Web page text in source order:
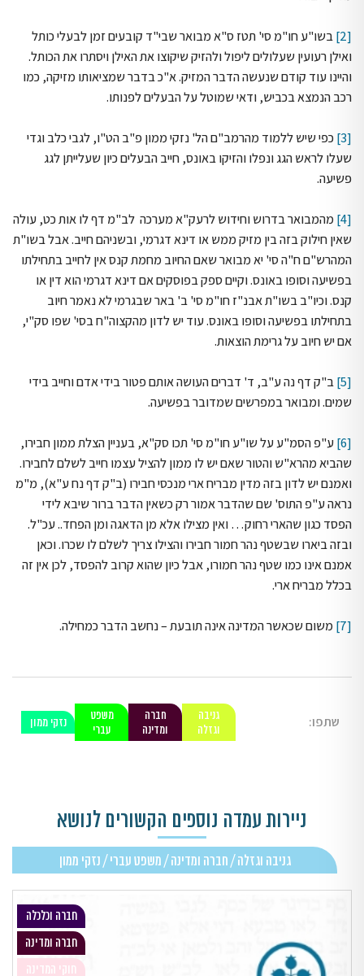
[2]
בשו"ע חו"מ סי' תטז ס"א מבואר שבי"ד קובעים זמן לבעלי כותל
ואילן רעועין שעלולים ליפול ולהזיק שיקוצו את האילן ויסתרו את הכותל.
והיינו עוד קודם שנעשה הדבר המזיק. א"כ בדבר שמציאותו מזיקה, כמו
רכב הנמצא בכביש, ודאי שמוטל על הבעלים לפנותו.
[3]
כפי שיש ללמוד מהרמב"ם הל' נזקי ממון פ"ב הט"ו, לגבי כלב וגדי
שעלו לראש הגג ונפלו והזיקו באונס, חייב הבעלים כיון שעלייתן לגג
פשיעה.
[4]
מהמבואר בדרוש וחידוש לרעק"א מערכה לב"מ דף לו אות כט, עולה
שאין חילוק בזה בין מזיק ממש או דינא דגרמי, ובשניהם חייב. אבל בשו"ת
המהרש"ם ח"ה סי' יא מבואר שאם החיוב מחמת קנס אין לחייב בתחילתו
בפשיעה וסופו באונס. וקיים ספק בפוסקים אם דינא דגרמי הוא דין או
קנס. וכיו"ב בשו"ת אבנ"ז חו"מ סי' ב' באר שבגרמי לא נאמר חיוב
בתחילתו בפשיעה וסופו באונס. עוד יש לדון מהקצוה"ח בסי' שפו סק"י,
אם יש חיוב על גרימת הוצאות.
[5]
ב"ק דף נה ע"ב, ד' דברים העושה אותם פטור בידי אדם וחייב בידי
שמים. ומבואר במפרשים שמדובר בפשיעה.
[6]
ע"פ הסמ"ע על שו"ע חו"מ סי' תכו סק"א, בעניין הצלת ממון חבירו,
שהביא מהרא"ש והטור שאם יש לו ממון להציל עצמו חייב לשלם לחבירו.
ואמנם יש לדון בזה מדין מבריח ארי מנכסי חבירו (ב"ק דף נח ע"א), מ"מ
נראה ע"פ התוס' שם שהדבר אמור רק כשאין הדבר ברור שיבא לידי
הפסד כגון שהארי רחוק… ואין מצילו אלא מן הדאגה ומן הפחד.. עכ"ל.
ובזה ביארו שבשטף נהר חמור חבירו והצילו צריך לשלם לו שכרו. וכאן
אמנם אינו כמו שטף נהר חמורו, אבל כיון שהוא קרוב להפסד, לכן אין זה
בכלל מבריח ארי.
[7] משום שכאשר המדינה אינה תובעת – נחשב הדבר כמחילה.
שתפו:
גניבה
וגזלה
חברה
ומדינה
משפט
עברי
נזקי ממון
ניירות עמדה נוספים הקשורים לנושא
גניבה וגזלה / חברה ומדינה / משפט עברי / נזקי ממון
חברה וכלכלה
חברה ומדינה
חוקי המדינה